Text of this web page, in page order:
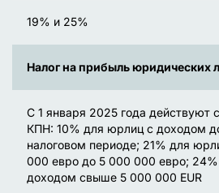
19% и 25%
Налог на прибыль юридических
С 1 января 2025 года действуют
КПН: 10% для юрлиц с доходом
налоговом периоде; 21% для
000 евро до 5 000 000 евро;
доходом свыше 5 000 000 EUR